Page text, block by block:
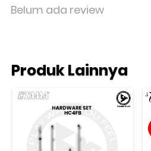
Belum ada review
Produk Lainnya